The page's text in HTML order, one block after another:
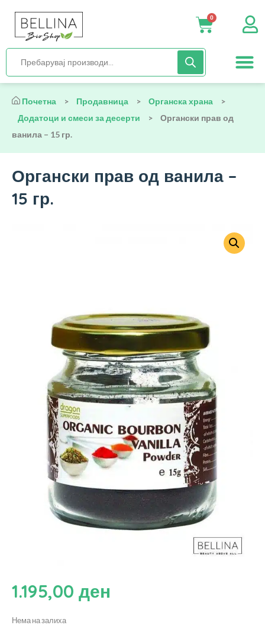
0
Почетна > Продавница > Органска храна
>
Додатоци и смеси за десерти
>
Органски прав од
ванила – 15 гр.
Органски прав од ванила –
15 гр.
1.195,00 ден
Нема на залиха